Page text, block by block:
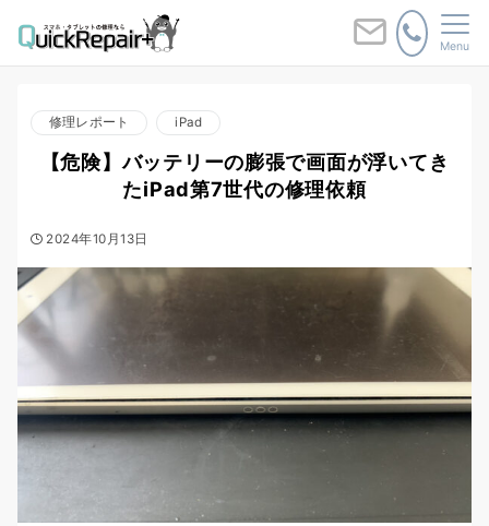
Menu
修理レポート iPad
【危険】バッテリーの膨張で画面が浮いてき
たiPad第7世代の修理依頼
2024年10月13日